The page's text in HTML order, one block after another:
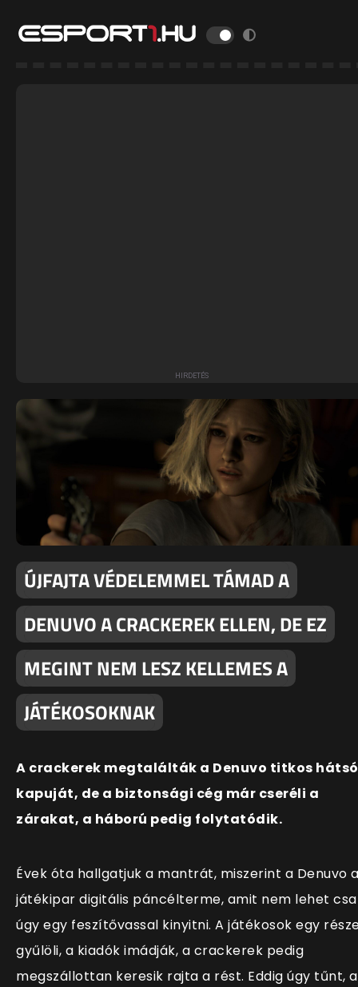
ÚJFAJTA VÉDELEMMEL TÁMAD A
DENUVO A CRACKEREK ELLEN, DE EZ
MEGINT NEM LESZ KELLEMES A
JÁTÉKOSOKNAK
A crackerek megtalálták a Denuvo titkos hátsó
kapuját, de a biztonsági cég már cseréli a
zárakat, a háború pedig folytatódik.
Évek óta hallgatjuk a mantrát, miszerint a Denuvo
játékipar digitális páncélterme, amit nem lehet
úgy egy feszítővassal kinyitni. A játékosok egy
gyűlöli, a kiadók imádják, a crackerek pedig
megszállottan keresik rajta a rést. Eddig úgy tűnt, a